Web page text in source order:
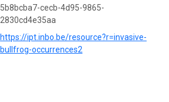
5b8bcba7-cecb-4d95-9865-
2830cd4e35aa
https://ipt.inbo.be/resource?r=invasive-
bullfrog-occurrences2